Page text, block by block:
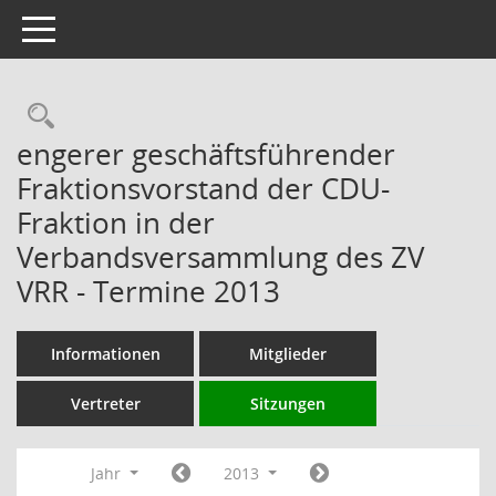
Toggle navigation
Rechercheauswahl
engerer geschäftsführender
Fraktionsvorstand der CDU-
Fraktion in der
Verbandsversammlung des ZV
VRR - Termine 2013
Informationen Mitglieder
Vertreter Sitzungen
Jahr
2013